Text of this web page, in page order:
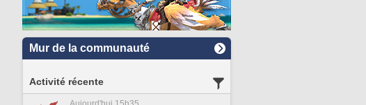
Mur de la communauté
Activité récente